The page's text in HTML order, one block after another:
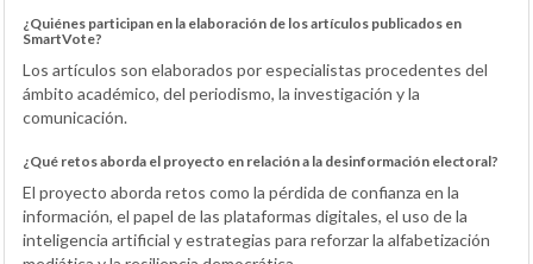
¿Quiénes participan en la elaboración de los artículos publicados en
SmartVote?
Los artículos son elaborados por especialistas procedentes del
ámbito académico, del periodismo, la investigación y la
comunicación.
¿Qué retos aborda el proyecto en relación a la desinformación electoral?
El proyecto aborda retos como la pérdida de confianza en la
información, el papel de las plataformas digitales, el uso de la
inteligencia artificial y estrategias para reforzar la alfabetización